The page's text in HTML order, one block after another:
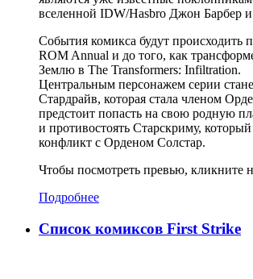
вселеннoй IDW/Hasbro Джон Барбер
События комикса будут происходить
ROM Annual и до того, как
Землю в The Transformers: Infiltration.
Центральным персонажем серии
Стардрайв, которая стала членом
предстоит попасть на свою родную
и противостоять Старскриму,
конфликт с Орденом Солстар.
Чтобы посмотреть превью, кликните
Подробнее
Список комиксов First Strike